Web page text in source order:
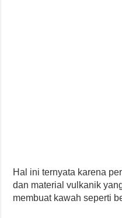
Hal ini ternyata karena
dan material vulkanik
membuat kawah seperti